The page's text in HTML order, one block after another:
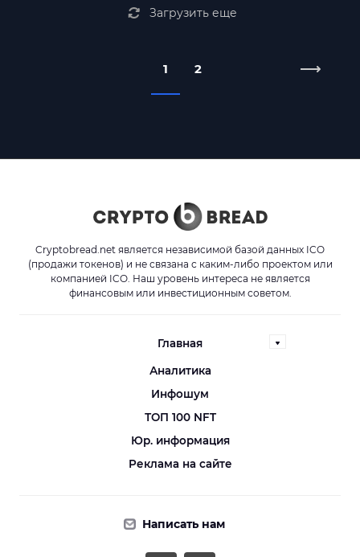
Загрузить еще
1 2
Cryptobread.net является независимой базой данных ICO
(продажи токенов) и не связана с каким-либо проектом или
компанией ICO. Наш уровень интереса не является
финансовым или инвестиционным советом.
Главная
Аналитика
Инфошум
ТОП 100 NFT
Юр. информация
Реклама на сайте
Написать нам